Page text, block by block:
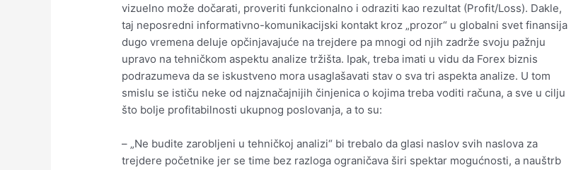
vizuelno može dočarati, proveriti funkcionalno i odraziti kao rezultat (Profit/Loss). Dakle,
taj neposredni informativno-komunikacijski kontakt kroz „prozor“ u globalni svet finansija
dugo vremena deluje opčinjavajuće na trejdere pa mnogi od njih zadrže svoju pažnju
upravo na tehničkom aspektu analize tržišta. Ipak, treba imati u vidu da Forex biznis
podrazumeva da se iskustveno mora usaglašavati stav o sva tri aspekta analize. U tom
smislu se ističu neke od najznačajnijih činjenica o kojima treba voditi računa, a sve u cilju
što bolje profitabilnosti ukupnog poslovanja, a to su:
– „Ne budite zarobljeni u tehničkoj analizi“ bi trebalo da glasi naslov svih naslova za
trejdere početnike jer se time bez razloga ograničava širi spektar mogućnosti, a nauštrb